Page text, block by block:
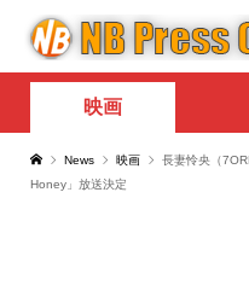
映画
News 映画
長妻怜央（
Honey」放送決定